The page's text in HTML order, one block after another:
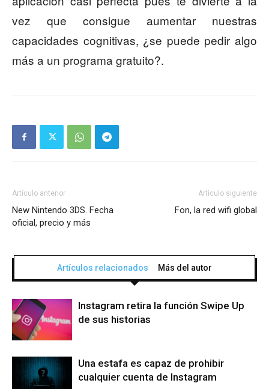
vez que consigue aumentar nuestras
capacidades cognitivas, ¿se puede pedir algo
más a un programa gratuito?.
Artículo anterior
New Nintendo 3DS. Fecha
oficial, precio y más
Artículo siguiente
Fon, la red wifi global
Artículos relacionados Más del autor
Instagram retira la función Swipe Up
de sus historias
Una estafa es capaz de prohibir
cualquier cuenta de Instagram